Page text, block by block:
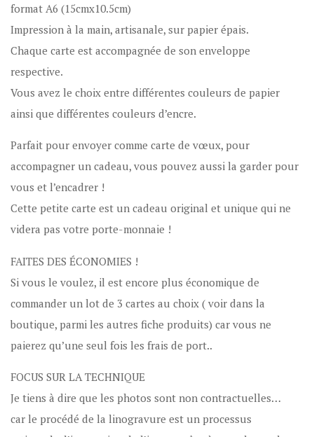
format A6 (15cmx10.5cm)
Impression à la main, artisanale, sur papier épais.
Chaque carte est accompagnée de son enveloppe
respective.
Vous avez le choix entre différentes couleurs de papier
ainsi que différentes couleurs d’encre.
Parfait pour envoyer comme carte de vœux, pour
accompagner un cadeau, vous pouvez aussi la garder pour
vous et l’encadrer !
Cette petite carte est un cadeau original et unique qui ne
videra pas votre porte-monnaie !
FAITES DES ÉCONOMIES !
Si vous le voulez, il est encore plus économique de
commander un lot de 3 cartes au choix ( voir dans la
boutique, parmi les autres fiche produits) car vous ne
paierez qu’une seul fois les frais de port..
FOCUS SUR LA TECHNIQUE
Je tiens à dire que les photos sont non contractuelles…
car le procédé de la linogravure est un processus